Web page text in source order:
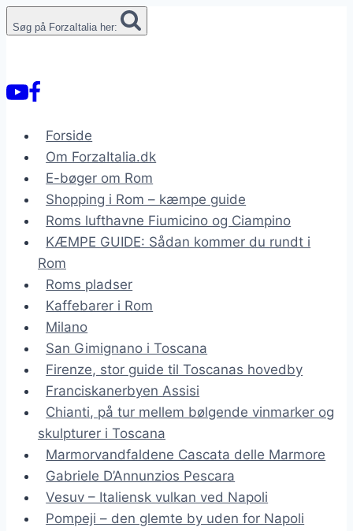
til
Søg på ForzaItalia her:
Forside
Om ForzaItalia.dk
E-bøger om Rom
Shopping i Rom – kæmpe guide
Roms lufthavne Fiumicino og Ciampino
KÆMPE GUIDE: Sådan kommer du rundt i
Rom
Roms pladser
Kaffebarer i Rom
Milano
San Gimignano i Toscana
Firenze, stor guide til Toscanas hovedby
Franciskanerbyen Assisi
Chianti, på tur mellem bølgende vinmarker og
skulpturer i Toscana
Marmorvandfaldene Cascata delle Marmore
Gabriele D’Annunzios Pescara
Vesuv – Italiensk vulkan ved Napoli
Pompeji – den glemte by uden for Napoli